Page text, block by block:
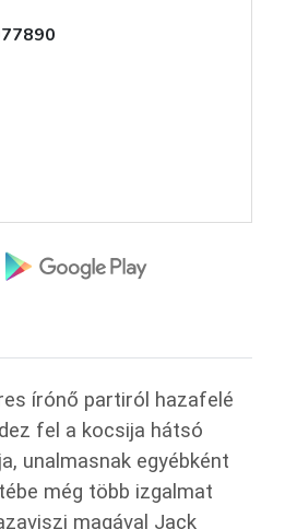
írónő partiról hazafelé
fel a kocsija hátsó
unalmasnak egyébként
még több izgalmat
magával Jack